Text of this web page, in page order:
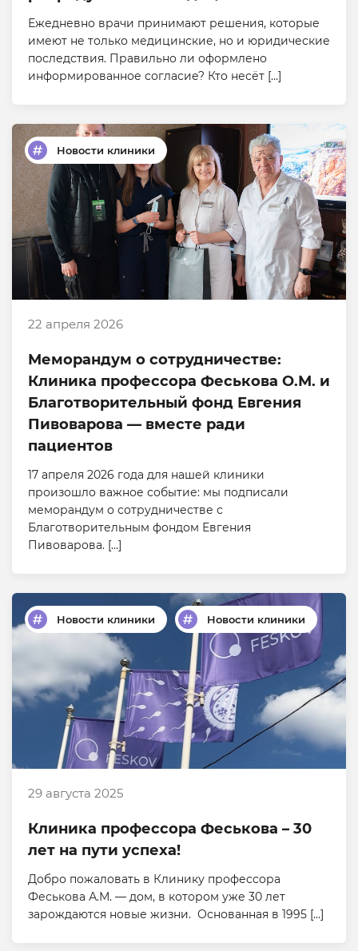
Ежедневно врачи принимают решения, которые
имеют не только медицинские, но и юридические
последствия. Правильно ли оформлено
информированное согласие? Кто несёт […]
Новости клиники
22 апреля 2026
Меморандум о сотрудничестве:
Клиника профессора Феськова О.М. и
Благотворительный фонд Евгения
Пивоварова — вместе ради
пациентов
17 апреля 2026 года для нашей клиники
произошло важное событие: мы подписали
меморандум о сотрудничестве с
Благотворительным фондом Евгения
Пивоварова. […]
Новости клиники Новости клиники
29 августа 2025
Клиника профессора Феськова – 30
лет на пути успеха!
Добро пожаловать в Клинику профессора
Феськова А.М. — дом, в котором уже 30 лет
зарождаются новые жизни. Основанная в 1995 […]